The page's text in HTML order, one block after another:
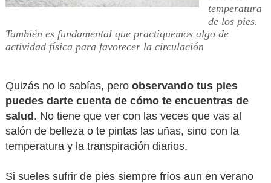
temperatura
de los pies.
También es fundamental que practiquemos algo de
actividad física para favorecer la circulación
Quizás no lo sabías, peroobservando tus pies
puedes darte cuenta de cómo te encuentras de
salud. No tiene que ver con las veces que vas al
salón de belleza o te pintas las uñas, sino con la
temperatura y la transpiración diarios.
Si sueles sufrir de pies siempre fríos aun en verano